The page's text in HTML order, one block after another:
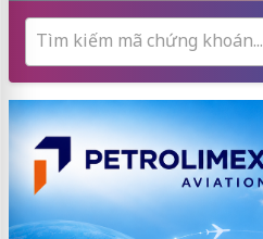
Tìm kiếm mã chứng khoán...